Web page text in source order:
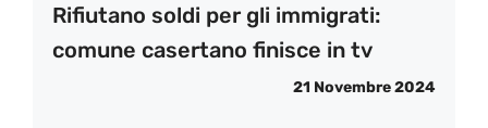
Rifiutano soldi per gli immigrati:
comune casertano finisce in tv
21 Novembre 2024